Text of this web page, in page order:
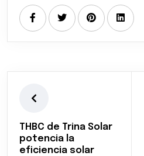
THBC de Trina Solar
potencia la
eficiencia solar